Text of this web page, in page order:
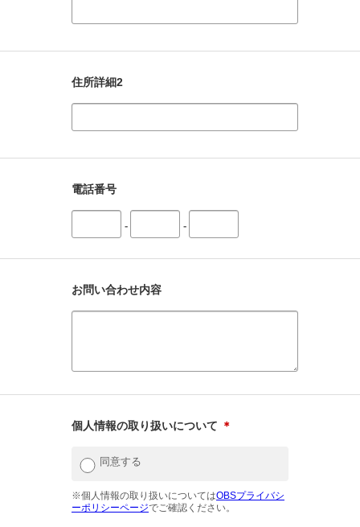
住所詳細2
電話番号
- -
お問い合わせ内容
個人情報の取り扱いについて ＊
同意する
※個人情報の取り扱いについてはOBSプライバシ
ーポリシーページでご確認ください。